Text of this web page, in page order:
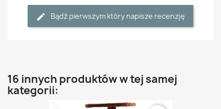
Bądź pierwszym który napisze recenzję
16 innych produktów w tej samej
kategorii: